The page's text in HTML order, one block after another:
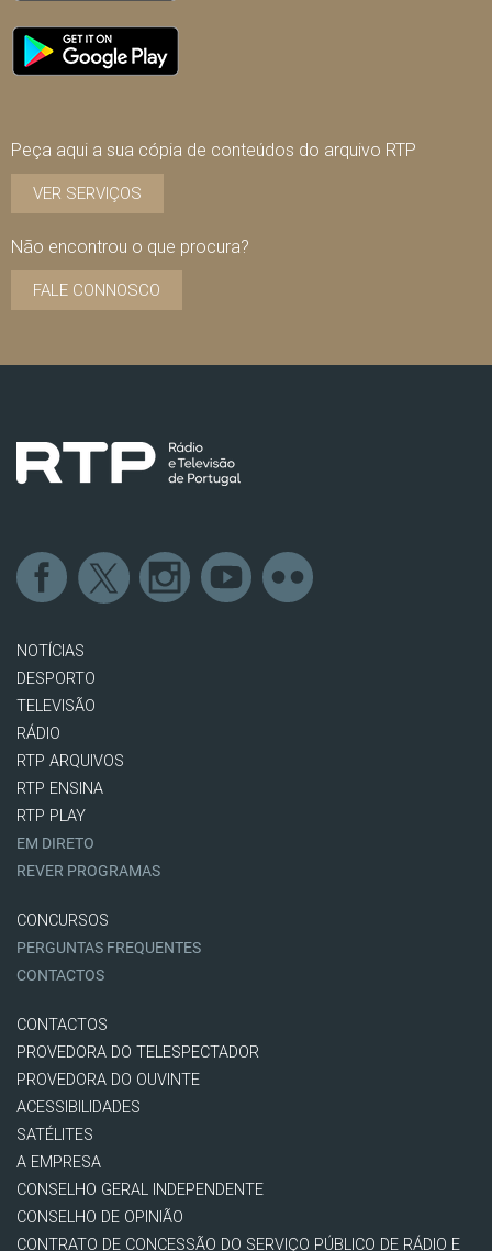
Peça aqui a sua cópia de conteúdos do arquivo RTP
VER SERVIÇOS
Não encontrou o que procura?
FALE CONNOSCO
NOTÍCIAS
DESPORTO
TELEVISÃO
RÁDIO
RTP ARQUIVOS
RTP ENSINA
RTP PLAY
EM DIRETO
REVER PROGRAMAS
CONCURSOS
PERGUNTAS FREQUENTES
CONTACTOS
CONTACTOS
PROVEDORA DO TELESPECTADOR
PROVEDORA DO OUVINTE
ACESSIBILIDADES
SATÉLITES
A EMPRESA
CONSELHO GERAL INDEPENDENTE
CONSELHO DE OPINIÃO
CONTRATO DE CONCESSÃO DO SERVIÇO PÚBLICO DE RÁDIO E